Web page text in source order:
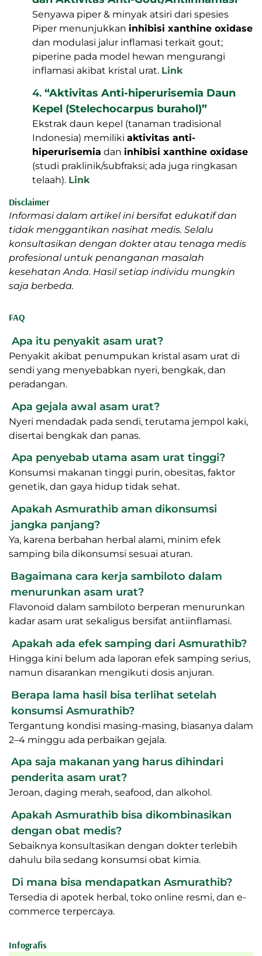
Senyawa piper & minyak atsiri dari spesies
Piper menunjukkan inhibisi xanthine oxidase
dan modulasi jalur inflamasi terkait gout;
piperine pada model hewan mengurangi
inflamasi akibat kristal urat. Link
4. “Aktivitas Anti-hiperurisemia Daun
Kepel (Stelechocarpus burahol)”
Ekstrak daun kepel (tanaman tradisional
Indonesia) memiliki aktivitas anti-
hiperurisemia dan inhibisi xanthine oxidase
(studi praklinik/subfraksi; ada juga ringkasan
telaah). Link
Disclaimer
Informasi dalam artikel ini bersifat edukatif dan
tidak menggantikan nasihat medis. Selalu
konsultasikan dengan dokter atau tenaga medis
profesional untuk penanganan masalah
kesehatan Anda. Hasil setiap individu mungkin
saja berbeda.
FAQ
Apa itu penyakit asam urat?
Penyakit akibat penumpukan kristal asam urat di
sendi yang menyebabkan nyeri, bengkak, dan
peradangan.
Apa gejala awal asam urat?
Nyeri mendadak pada sendi, terutama jempol kaki,
disertai bengkak dan panas.
Apa penyebab utama asam urat tinggi?
Konsumsi makanan tinggi purin, obesitas, faktor
genetik, dan gaya hidup tidak sehat.
Apakah Asmurathib aman dikonsumsi
jangka panjang?
Ya, karena berbahan herbal alami, minim efek
samping bila dikonsumsi sesuai aturan.
Bagaimana cara kerja sambiloto dalam
menurunkan asam urat?
Flavonoid dalam sambiloto berperan menurunkan
kadar asam urat sekaligus bersifat antiinflamasi.
Apakah ada efek samping dari Asmurathib?
Hingga kini belum ada laporan efek samping serius,
namun disarankan mengikuti dosis anjuran.
Berapa lama hasil bisa terlihat setelah
konsumsi Asmurathib?
Tergantung kondisi masing-masing, biasanya dalam
2–4 minggu ada perbaikan gejala.
Apa saja makanan yang harus dihindari
penderita asam urat?
Jeroan, daging merah, seafood, dan alkohol.
Apakah Asmurathib bisa dikombinasikan
dengan obat medis?
Sebaiknya konsultasikan dengan dokter terlebih
dahulu bila sedang konsumsi obat kimia.
Di mana bisa mendapatkan Asmurathib?
Tersedia di apotek herbal, toko online resmi, dan e-
commerce terpercaya.
Infografis